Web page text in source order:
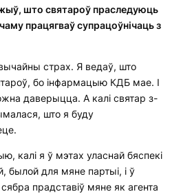
што святароў праследуюць
працягваў супрацоўнічаць з
страх. Я ведаў, што
бо інфармацыю КДБ мае. І
даверыцца. А калі святар з-
што я буду
калі я ў мэтах уласнай бяспекі
былой для мяне партыі, і ў
прадставіў мяне як агента